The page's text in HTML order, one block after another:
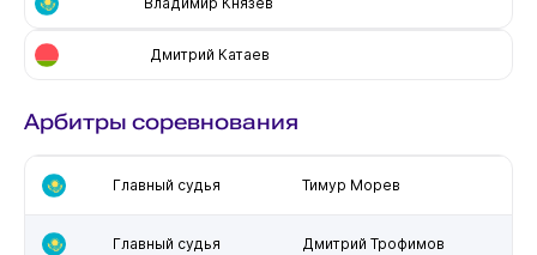
Дмитрий Катаев
Арбитры соревнования
Главный судья Тимур Морев
Главный судья Дмитрий Трофимов